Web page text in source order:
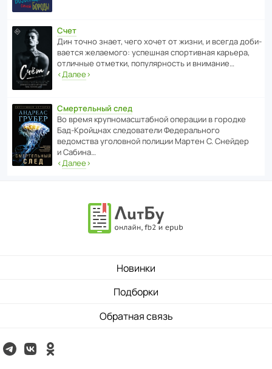
Счет
Дин точно знает, чего хочет от жизни, и всегда доби­
ва­ется жела­е­мого: успе­шная спор­ти­вная карьера,
отли­чные отметки, попу­ля­р­ность и внимание…
‹Далее›
Смертельный след
Во время круп­но­мас­ш­та­бной операции в городке
Бад‑Крой­цнах следо­ва­тели Феде­раль­ного
ведомства уголо­вной полиции Мартен С. Снейдер
и Сабина…
‹Далее›
Новинки
Подборки
Обратная связь